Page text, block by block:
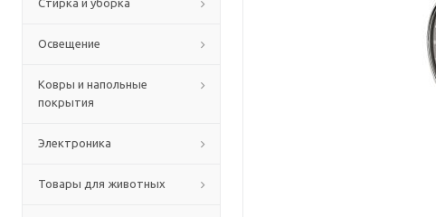
Стирка и уборка
Освещение
Ковры и напольные
покрытия
Электроника
Товары для животных